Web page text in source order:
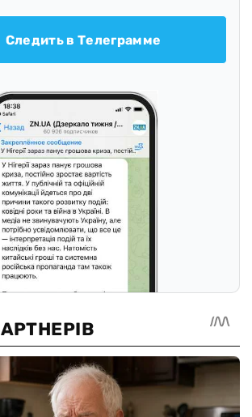
Следить в Телеграмме